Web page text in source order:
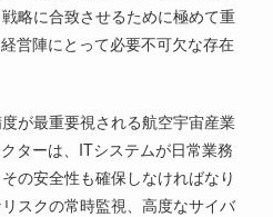
略に合致させるために極めて重
営陣にとって必要不可欠な存在
が最重要視される航空宇宙産業
ターは、ITシステムが日常業務
の安全性も確保しなければなり
スクの常時監視、高度なサイバ